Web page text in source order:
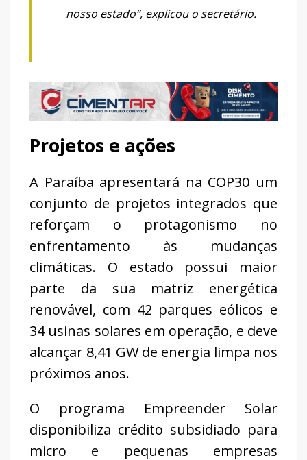
nosso estado”, explicou o secretário.
Projetos e ações
A Paraíba apresentará na COP30 um
conjunto de projetos integrados que
reforçam o protagonismo no
enfrentamento às mudanças
climáticas. O estado possui maior
parte da sua matriz energética
renovável, com 42 parques eólicos e
34 usinas solares em operação, e deve
alcançar 8,41 GW de energia limpa nos
próximos anos.
O programa Empreender Solar
disponibiliza crédito subsidiado para
micro e pequenas empresas